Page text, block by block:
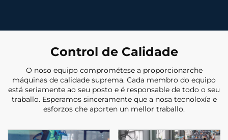
Control de Calidade
O noso equipo comprométese a proporcionarche
máquinas de calidade suprema. Cada membro do equipo
está seriamente ao seu posto e é responsable de todo o seu
traballo. Esperamos sinceramente que a nosa tecnoloxía e
esforzos che aporten un mellor traballo.